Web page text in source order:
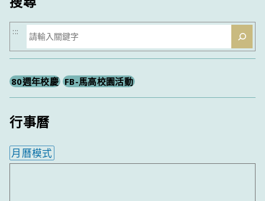
搜
尋
:::
80週年校慶 FB-馬高校園活動
行事曆
月曆模式